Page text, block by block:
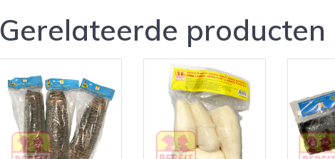
Gerelateerde producten